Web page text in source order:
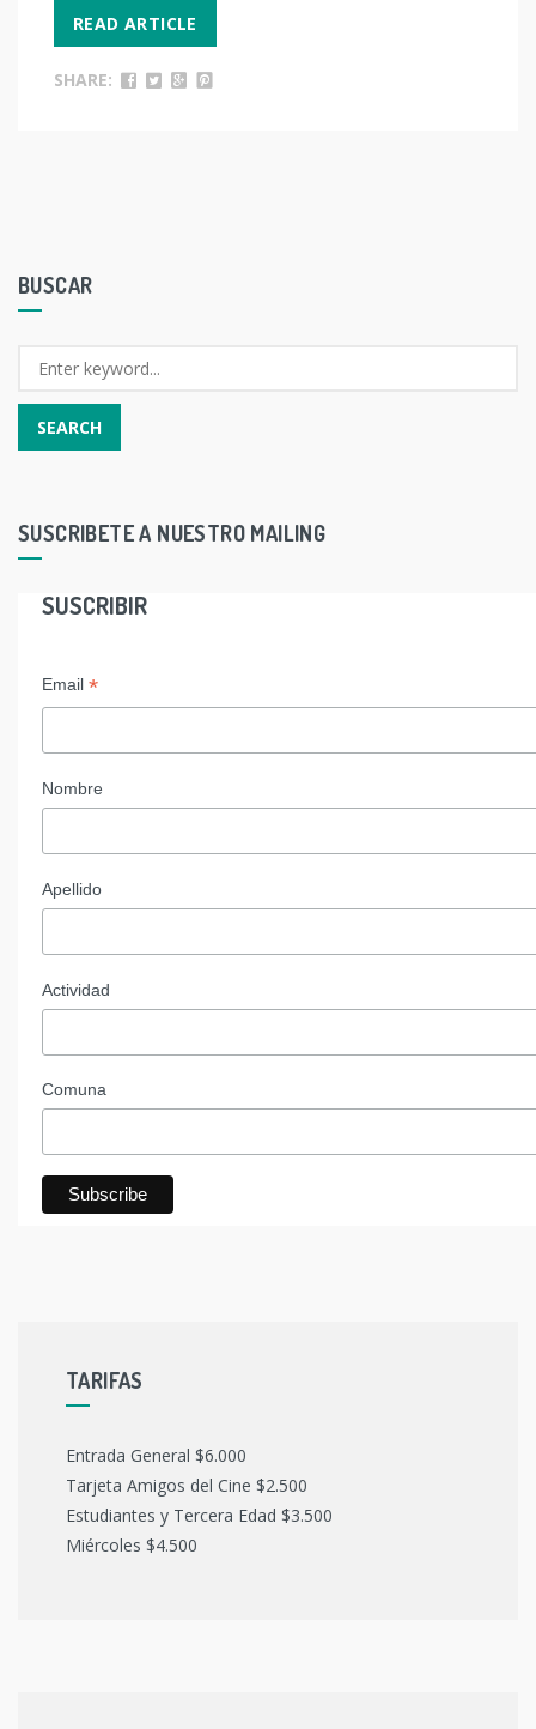
READ ARTICLE
SHARE:
BUSCAR
SUSCRIBETE A NUESTRO MAILING
SUSCRIBIR
Email *
Nombre
Apellido
Actividad
Comuna
TARIFAS
Entrada General $6.000
Tarjeta Amigos del Cine $2.500
Estudiantes y Tercera Edad $3.500
Miércoles $4.500